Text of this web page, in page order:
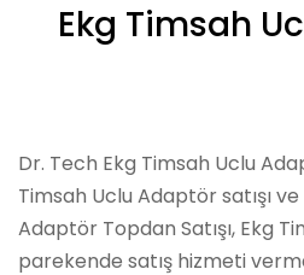
Ekg Timsah
Dr. Tech Ekg Timsah Uclu
Timsah Uclu Adaptör satışı
Adaptör Topdan Satışı, Ekg
parekende satış hizmeti